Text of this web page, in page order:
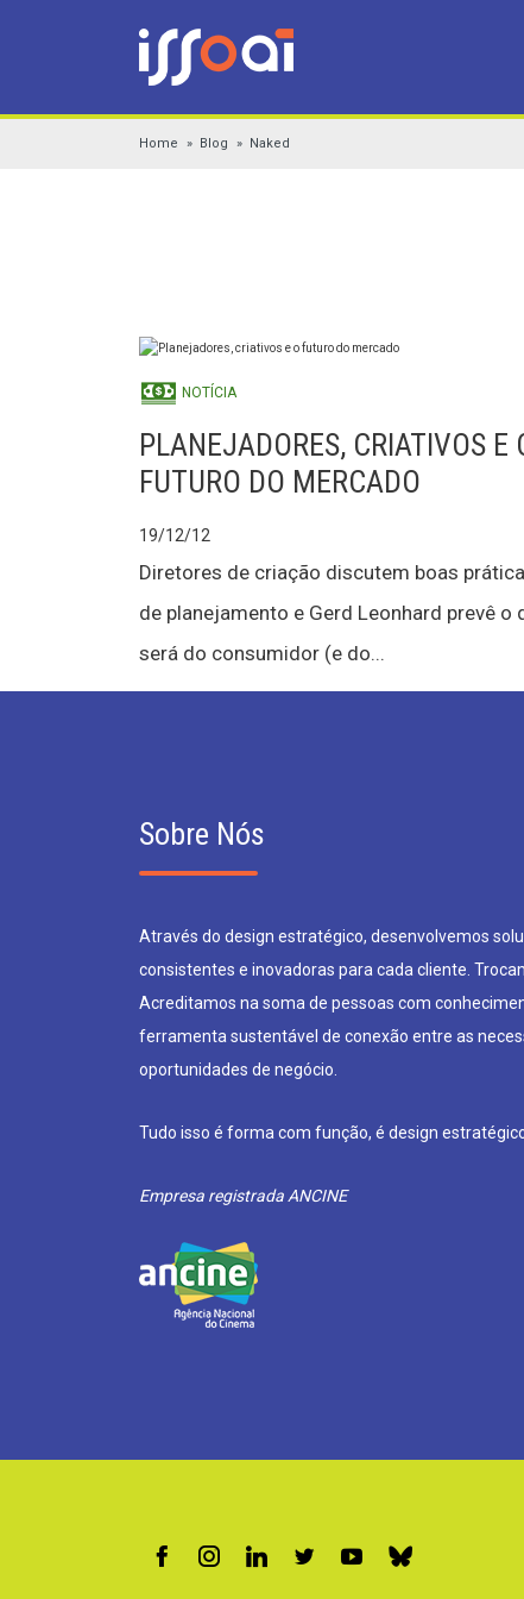
Home Blog Naked
NOTÍCIA
PLANEJADORES, CRIATIVOS E
FUTURO DO MERCADO
19/12/12
Diretores de criação discutem boas
de planejamento e Gerd Leonhard prevê o
será do consumidor (e do...
Sobre Nós
Através do design estratégico, desenvolvemos
consistentes e inovadoras para cada cliente.
Acreditamos na soma de pessoas com
ferramenta sustentável de conexão entre as
oportunidades de negócio.
Tudo isso é forma com função, é design
Empresa registrada ANCINE